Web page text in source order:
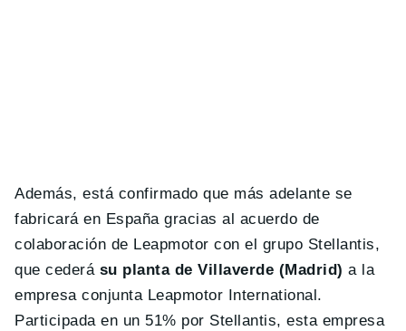
Además, está confirmado que más adelante se
fabricará en España gracias al acuerdo de
colaboración de Leapmotor con el grupo Stellantis,
que cederá su planta de Villaverde (Madrid)a la
empresa conjunta Leapmotor International.
Participada en un 51% por Stellantis, esta empresa